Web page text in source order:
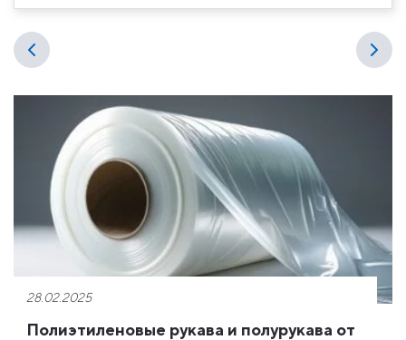
28.02.2025
Полиэтиленовые рукава и полурукава от